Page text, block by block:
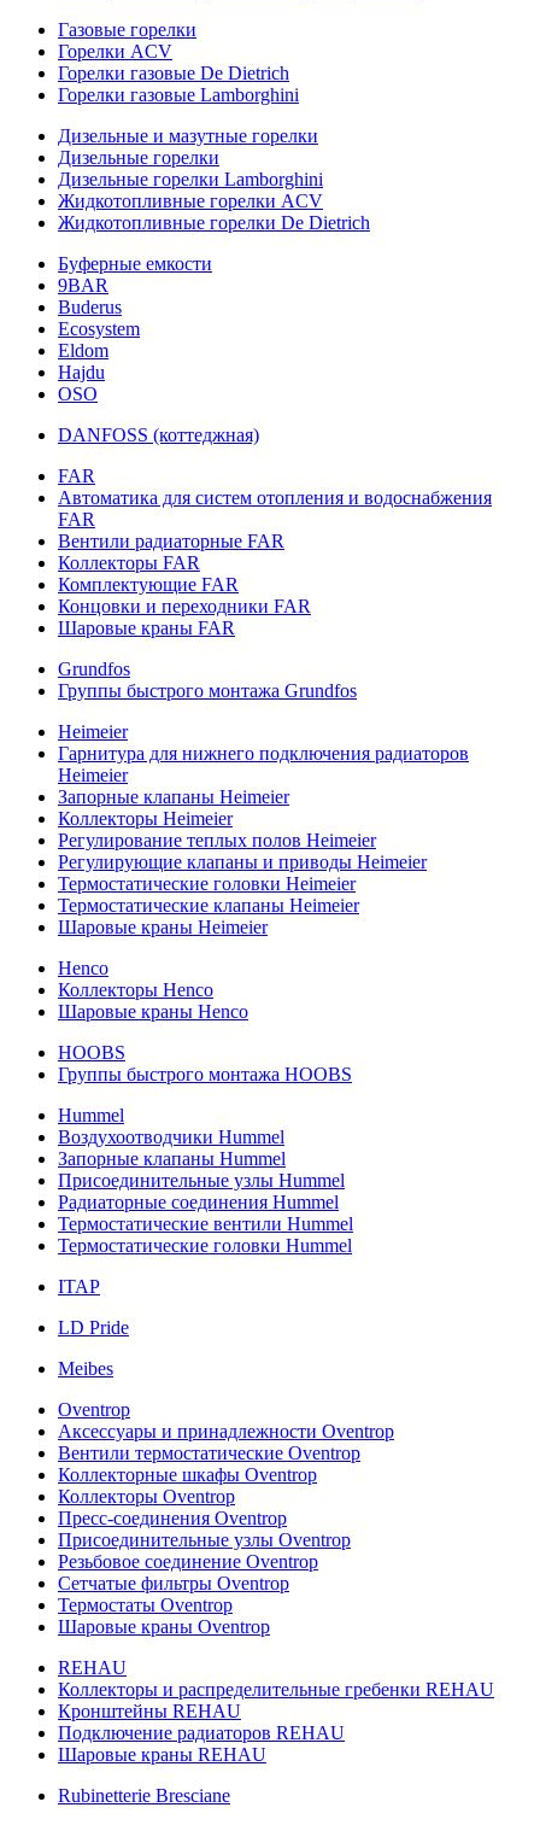
Газовые горелки
Горелки ACV
Горелки газовые De Dietrich
Горелки газовые Lamborghini
Дизельные и мазутные горелки
Дизельные горелки
Дизельные горелки Lamborghini
Жидкотопливные горелки ACV
Жидкотопливные горелки De Dietrich
Буферные емкости
9BAR
Buderus
Ecosystem
Eldom
Hajdu
OSO
DANFOSS (коттеджная)
FAR
Автоматика для систем отопления и водоснабжения
FAR
Вентили радиаторные FAR
Коллекторы FAR
Комплектующие FAR
Концовки и переходники FAR
Шаровые краны FAR
Grundfos
Группы быстрого монтажа Grundfos
Heimeier
Гарнитура для нижнего подключения радиаторов
Heimeier
Запорные клапаны Heimeier
Коллекторы Heimeier
Регулирование теплых полов Heimeier
Регулирующие клапаны и приводы Heimeier
Термостатические головки Heimeier
Термостатические клапаны Heimeier
Шаровые краны Heimeier
Henco
Коллекторы Henco
Шаровые краны Henco
HOOBS
Группы быстрого монтажа HOOBS
Hummel
Воздухоотводчики Hummel
Запорные клапаны Hummel
Присоединительные узлы Hummel
Радиаторные соединения Hummel
Термостатические вентили Hummel
Термостатические головки Hummel
ITAP
LD Pride
Meibes
Oventrop
Аксессуары и принадлежности Oventrop
Вентили термостатические Oventrop
Коллекторные шкафы Oventrop
Коллекторы Oventrop
Пресс-соединения Oventrop
Присоединительные узлы Oventrop
Резьбовое соединение Oventrop
Сетчатые фильтры Oventrop
Термостаты Oventrop
Шаровые краны Oventrop
REHAU
Коллекторы и распределительные гребенки REHAU
Кронштейны REHAU
Подключение радиаторов REHAU
Шаровые краны REHAU
Rubinetterie Bresciane